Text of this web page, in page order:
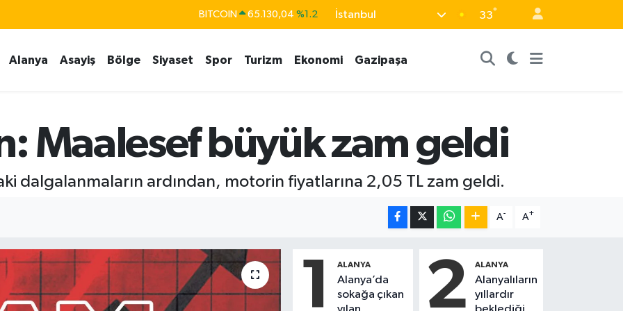
DOLAR 47,7106 %0.17
EURO 55,1652 %0.27
BİST100 13.773 %-19
İstanbul 33°
Alanya Asayiş Bölge Siyaset Spor Turizm Ekonomi Gazipaşa
Maalesef büyük zam geldi
dalgalanmaların ardından, motorin fiyatlarına 2,05 TL zam geldi.
A- A+
1 ALANYA
Alanya’da
sokağa çıkan
2 ALANYA
Alanyalıların
yıllardır